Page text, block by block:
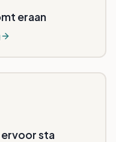
eraan
ervoor sta